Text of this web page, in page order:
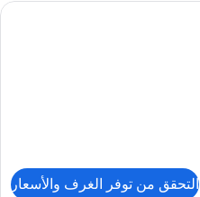
أغطية فراش متميزة وأسرّة بطبقة علوية
التحقق من توفر الغرف والأسعار